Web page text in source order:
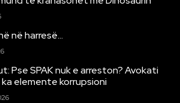
në harresë…
Pse SPAK nuk e arreston? Avokati
elemente korrupsioni